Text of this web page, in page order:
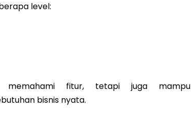
level:
memahami fitur, tetapi juga mampu
bisnis nyata.